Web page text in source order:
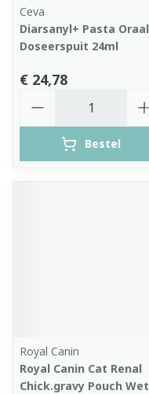
Ceva
Diarsanyl+ Pasta Oraal
Doseerspuit 24ml
€ 24,78
Bestel
Royal Canin
Royal Canin Cat Renal
Chick.gravy Pouch Wet